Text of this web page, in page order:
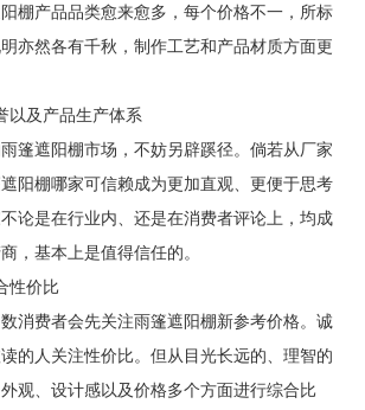
棚产品品类愈来愈多，每个价格不一，所标
亦然各有千秋，制作工艺和产品材质方面更
以及产品生产体系
篷遮阳棚市场，不妨另辟蹊径。倘若从厂家
阳棚哪家可信赖成为更加直观、更便于思考
论是在行业内、还是在消费者评论上，均成
，基本上是值得信任的。
性价比
消费者会先关注雨篷遮阳棚新参考价格。诚
的人关注性价比。但从目光长远的、理智的
观、设计感以及价格多个方面进行综合比